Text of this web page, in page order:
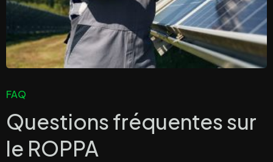
FAQ
Questions fréquentes sur
le ROPPA